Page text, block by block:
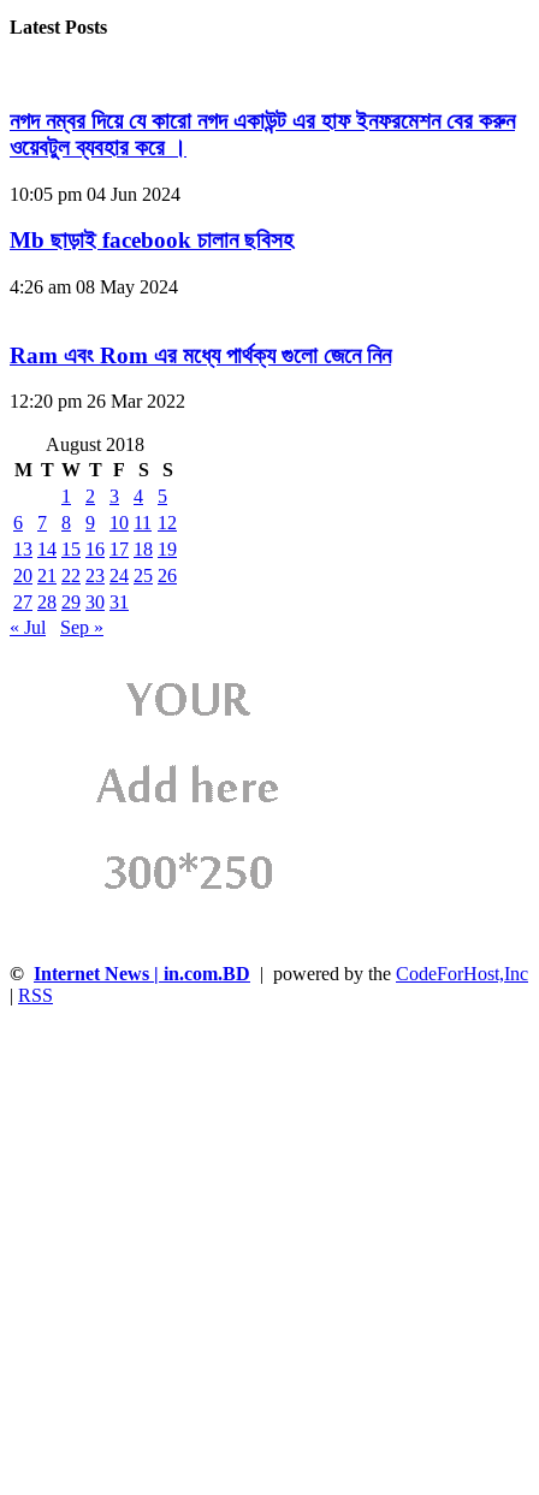
Latest Posts
নগদ নম্বর দিয়ে যে কারো নগদ একাউন্ট এর হাফ ইনফরমেশন বের করুন
ওয়েবটুল ব্যবহার করে ।
10:05 pm 04 Jun 2024
Mb ছাড়াই facebook চালান ছবিসহ
4:26 am 08 May 2024
Ram এবং Rom এর মধ্যে পার্থক্য গুলো জেনে নিন
12:20 pm 26 Mar 2022
August 2018
M T W T F S
S
1
2 3 4
5
6
7 8 9 10 11 12
13 14 15 16 17 18 19
20 21 22 23 24 25 26
27 28 29 30 31
« Jul
Sep »
© Internet News | in.com.BD | powered by the CodeForHost,Inc
RSS